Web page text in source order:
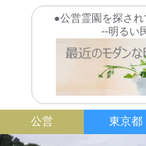
●公営霊園を探さ
--明るい
公営 東京都